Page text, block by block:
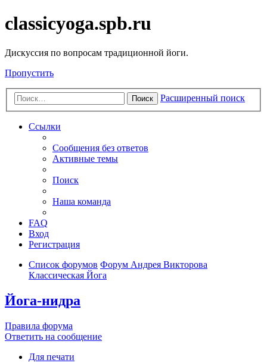
classicyoga.spb.ru
Дискуссия по вопросам традиционной йоги.
Пропустить
Поиск Расширенный поиск
Ссылки
Сообщения без ответов
Активные темы
Поиск
Наша команда
FAQ
Вход
Регистрация
Список форумов Форум Андрея Викторова
Классическая Йога
Йога-нидра
Правила форума
Ответить на сообщение
Для печати